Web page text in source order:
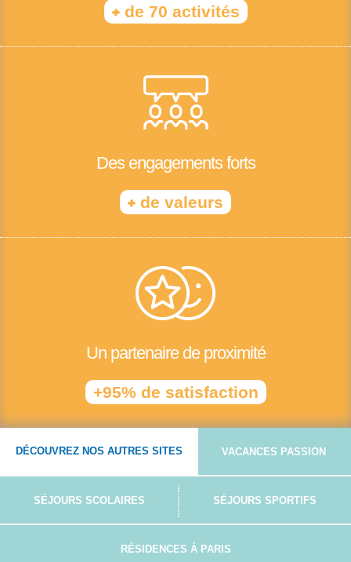
+de 70 activités
Des engagements forts
+ de valeurs
Un partenaire de proximité
+95% de satisfaction
DÉCOUVREZ NOS AUTRES SITES VACANCES PASSION
SÉJOURS SCOLAIRES SÉJOURS SPORTIFS
RÉSIDENCES À PARIS